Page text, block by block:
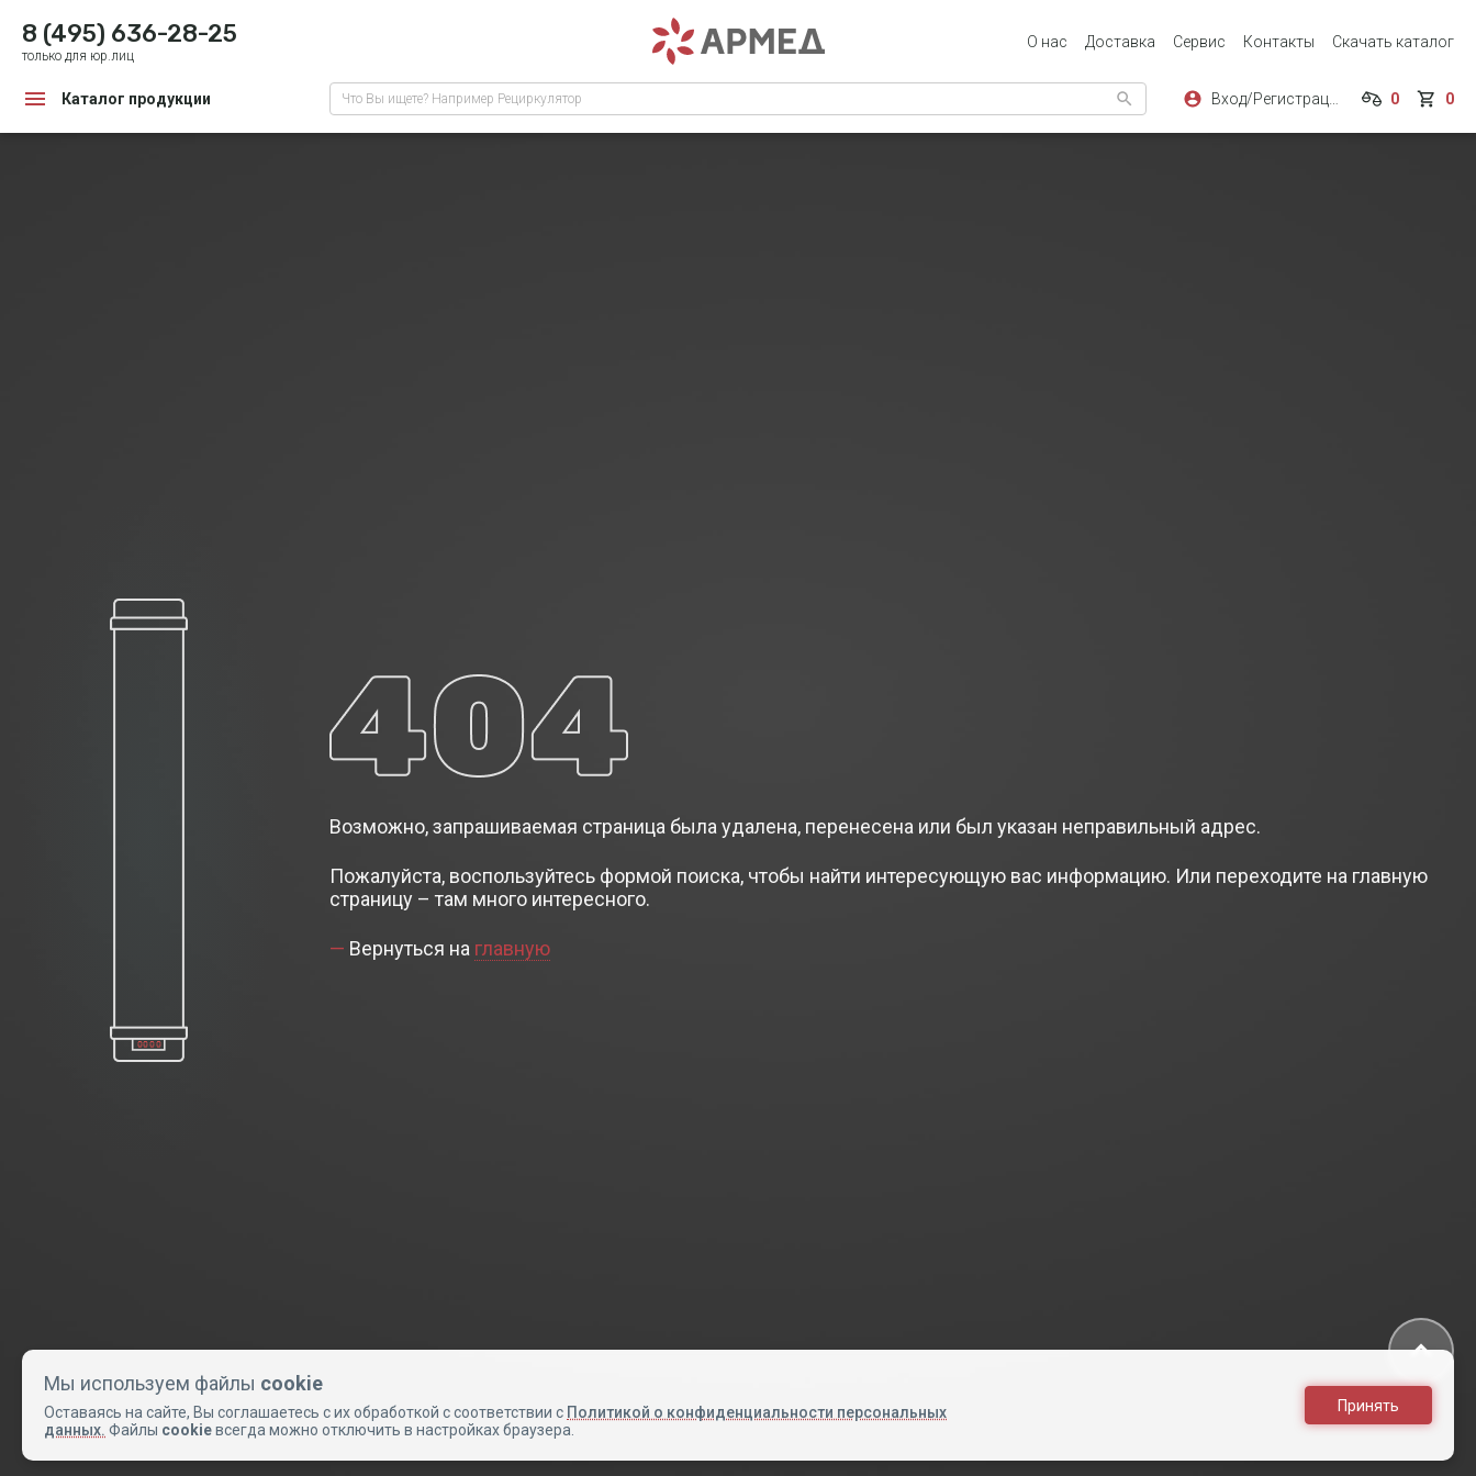
Авторизация
8 (495) 636-28-25
только для юр.лиц
О нас Доставка Сервис Контакты Скачать каталог
Каталог продукции Что Вы ищете? Например Рециркулятор 0 0
Возможно, запрашиваемая страница была удалена, перенесена или был указан неправильный адрес.
Пожалуйста, воспользуйтесь формой поиска, чтобы найти интересующую вас информацию. Или переходите на главную
страницу – там много интересного.
Вернуться на главную
Мы используем файлы cookie
Оставаясь на сайте, Вы соглашаетесь с их обработкой с соответствии с Политикой о конфиденциальности персональных
данных. Файлы cookieвсегда можно отключить в настройках браузера.
Принять